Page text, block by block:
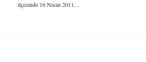
ilçesinde 16 Nisan 2011…